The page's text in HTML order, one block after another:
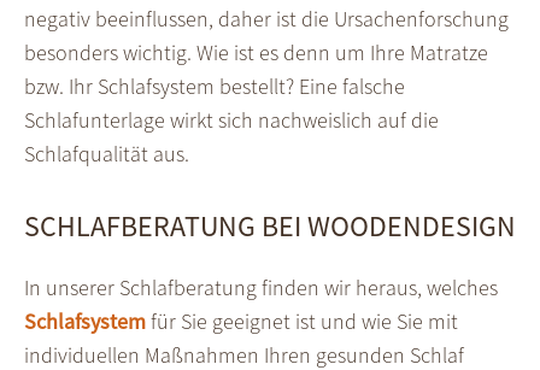
negativ beeinflussen, daher ist die Ursachenforschung
besonders wichtig. Wie ist es denn um Ihre Matratze
bzw. Ihr Schlafsystem bestellt? Eine falsche
Schlafunterlage wirkt sich nachweislich auf die
Schlafqualität aus.
SCHLAFBERATUNG BEI WOODENDESIGN
In unserer Schlafberatung finden wir heraus, welches
Schlafsystemfür Sie geeignet ist und wie Sie mit
individuellen Maßnahmen Ihren gesunden Schlaf